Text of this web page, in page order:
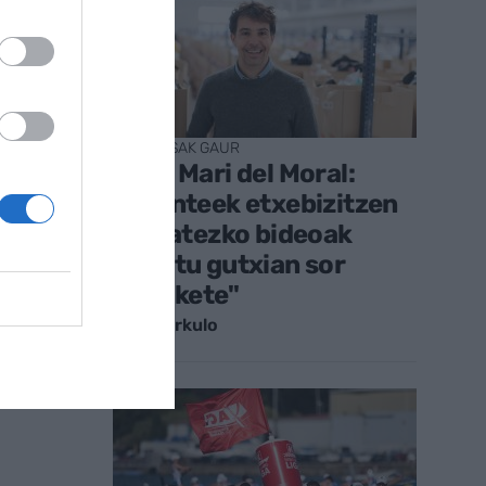
ENPRESAK GAUR
Jose Mari del Moral:
"Agenteek etxebizitzen
kalitatezko bideoak
minutu gutxian sor
ditzakete"
Iraitz Urkulo